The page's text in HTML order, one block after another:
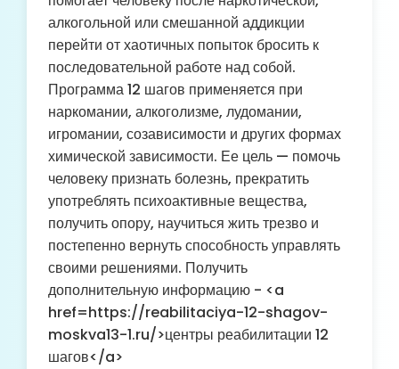
алкогольной или смешанной аддикции
перейти от хаотичных попыток бросить к
последовательной работе над собой.
Программа 12 шагов применяется при
наркомании, алкоголизме, лудомании,
игромании, созависимости и других формах
химической зависимости. Ее цель — помочь
человеку признать болезнь, прекратить
употреблять психоактивные вещества,
получить опору, научиться жить трезво и
постепенно вернуть способность управлять
своими решениями. Получить
дополнительную информацию - <a
href=https://reabilitaciya-12-shagov-
moskva13-1.ru/>центры реабилитации 12
шагов</a>